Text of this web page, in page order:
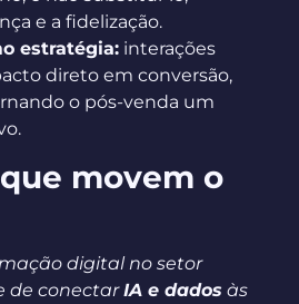
e a fidelização.
estratégia: interações
direto em conversão,
o pós-venda um
movem o
digital no setor
de conectarIA e dados às